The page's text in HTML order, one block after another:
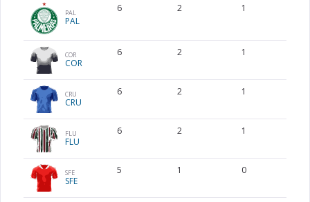
PAL
PAL
6 2 1
COR
COR
6 2 1
CRU
CRU
6 2 1
FLU
FLU
6 2 1
SFE
SFE
5 1 0